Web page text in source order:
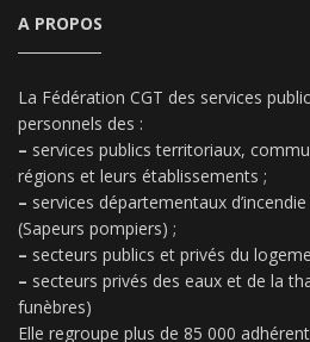
A PROPOS
La Fédération CGT des services
personnels des :
– services publics territoriaux,
régions et leurs établissements ;
– services départementaux
(Sapeurs pompiers) ;
– secteurs publics et privés du
– secteurs privés des eaux et de la
funèbres)
Elle regroupe plus de 85 000